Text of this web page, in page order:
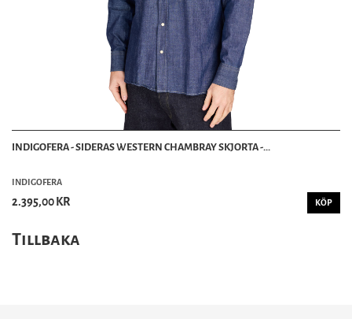
INDIGOFERA - SIDERAS WESTERN CHAMBRAY SKJORTA -...
INDIGOFERA
2.395,00 KR KÖP
Tillbaka